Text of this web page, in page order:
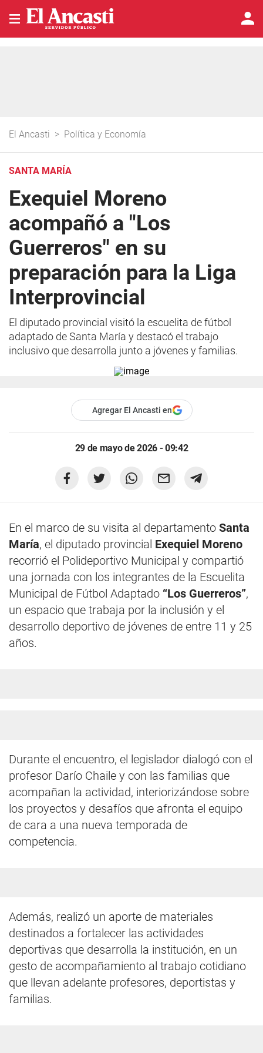
El Ancasti > Política y Economía
SANTA MARÍA
Exequiel Moreno
acompañó a "Los
Guerreros" en su
preparación para la Liga
Interprovincial
El diputado provincial visitó la escuelita de fútbol
adaptado de Santa María y destacó el trabajo
inclusivo que desarrolla junto a jóvenes y familias.
Agregar El Ancasti en
29 de mayo de 2026 - 09:42
En el marco de su visita al departamento Santa
María, el diputado provincial Exequiel Moreno
recorrió el Polideportivo Municipal y compartió
una jornada con los integrantes de la Escuelita
Municipal de Fútbol Adaptado “Los Guerreros”,
un espacio que trabaja por la inclusión y el
desarrollo deportivo de jóvenes de entre 11 y 25
años.
Durante el encuentro, el legislador dialogó con el
profesor Darío Chaile y con las familias que
acompañan la actividad, interiorizándose sobre
los proyectos y desafíos que afronta el equipo
de cara a una nueva temporada de
competencia.
Además, realizó un aporte de materiales
destinados a fortalecer las actividades
deportivas que desarrolla la institución, en un
gesto de acompañamiento al trabajo cotidiano
que llevan adelante profesores, deportistas y
familias.